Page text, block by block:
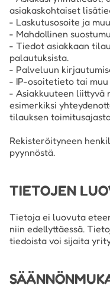
asiakaskohtaiset
- Laskutusosoite ja
- Mahdollinen
- Tiedot asiakkaan
palautuksista.
- Palveluun
- IP-osoitetieto tai
- Asiakkuuteen liittyvä
esimerkiksi
tilauksen
Rekisteröityneen
pyynnöstä.
TIETOJEN
Tietoja ei luovuta
niin edellyttäessä.
tiedoista voi sijaita